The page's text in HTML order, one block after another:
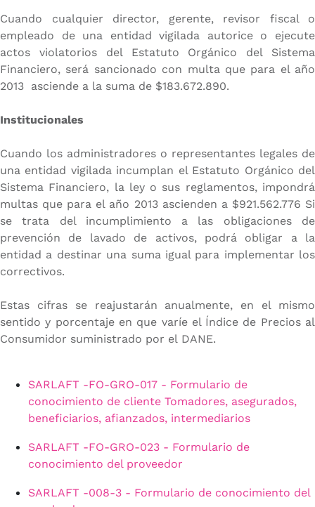
Cuando cualquier director, gerente, revisor fiscal o
empleado de una entidad vigilada autorice o ejecute
actos violatorios del Estatuto Orgánico del Sistema
Financiero, será sancionado con multa que para el año
2013 asciende a la suma de $183.672.890.
Institucionales
Cuando los administradores o representantes legales de
una entidad vigilada incumplan el Estatuto Orgánico del
Sistema Financiero, la ley o sus reglamentos, impondrá
multas que para el año 2013 ascienden a $921.562.776 Si
se trata del incumplimiento a las obligaciones de
prevención de lavado de activos, podrá obligar a la
entidad a destinar una suma igual para implementar los
correctivos.
Estas cifras se reajustarán anualmente, en el mismo
sentido y porcentaje en que varíe el Índice de Precios al
Consumidor suministrado por el DANE.
SARLAFT -FO-GRO-017 - Formulario de
conocimiento de cliente Tomadores, asegurados,
beneficiarios, afianzados, intermediarios
SARLAFT -FO-GRO-023 - Formulario de
conocimiento del proveedor
SARLAFT -008-3 - Formulario de conocimiento del